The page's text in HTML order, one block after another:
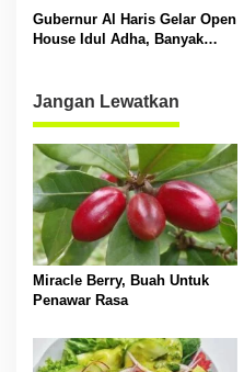
Gubernur Al Haris Gelar Open
House Idul Adha, Banyak
Jangan Lewatkan
Miracle Berry, Buah Untuk
Penawar Rasa